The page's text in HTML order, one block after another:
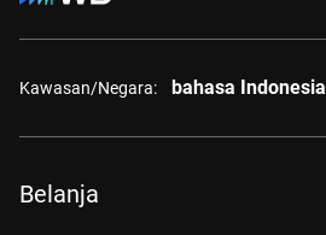
Kawasan/Negara: bahasa Indonesia
Belanja